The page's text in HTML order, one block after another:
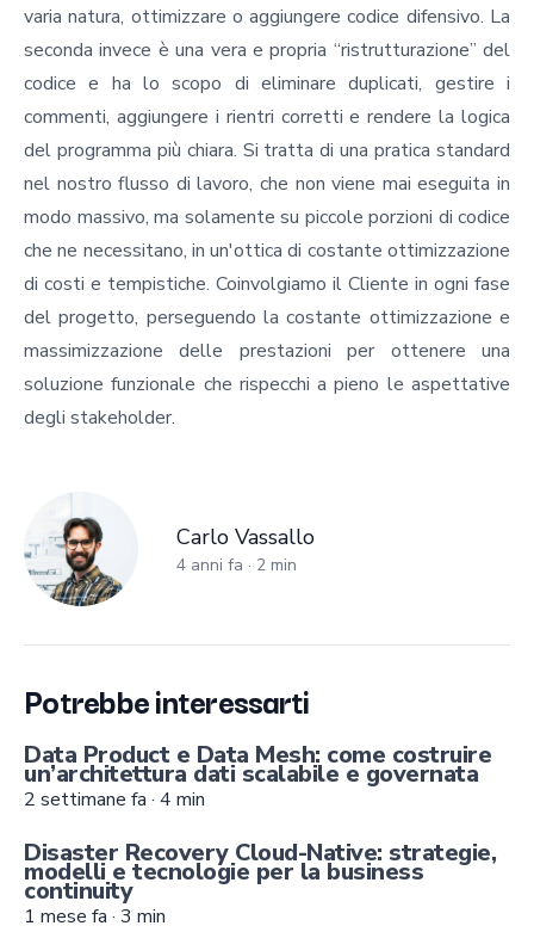
varia natura, ottimizzare o aggiungere codice difensivo. La
seconda invece è una vera e propria “ristrutturazione” del
codice e ha lo scopo di eliminare duplicati, gestire i
commenti, aggiungere i rientri corretti e rendere la logica
del programma più chiara. Si tratta di una pratica standard
nel nostro flusso di lavoro, che non viene mai eseguita in
modo massivo, ma solamente su piccole porzioni di codice
che ne necessitano, in un'ottica di costante ottimizzazione
di costi e tempistiche. Coinvolgiamo il Cliente in ogni fase
del progetto, perseguendo la costante ottimizzazione e
massimizzazione delle prestazioni per ottenere una
soluzione funzionale che rispecchi a pieno le aspettative
degli stakeholder.
Carlo Vassallo
4 anni fa · 2 min
Potrebbe interessarti
Data Product e Data Mesh: come costruire
un’architettura dati scalabile e governata
2 settimane fa · 4 min
Disaster Recovery Cloud-Native: strategie,
modelli e tecnologie per la business
continuity
1 mese fa · 3 min